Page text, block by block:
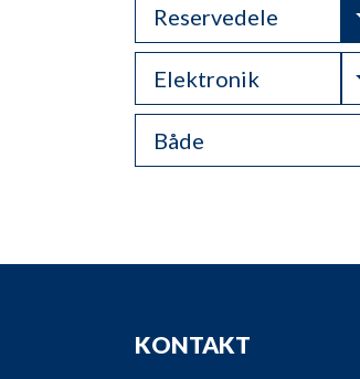
Reservedele
Elektronik
Både
KONTAKT